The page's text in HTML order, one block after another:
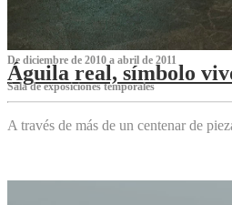
De diciembre de 2010 a abril de 2011
Águila real, símbolo
Sala de exposiciones temporales
A través de más de un centenar de